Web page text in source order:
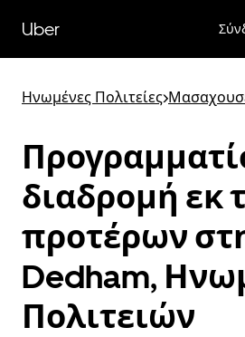
κύριο
περιεχόμενο
Uber
Ηνωμένες Πολιτείες>
διαδρομή εκ
προτέρων
Dedham,
Πολιτειών